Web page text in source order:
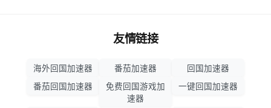
友情链接
海外回国加速器 番茄加速器
回国加速器
番茄回国加速器
免费回国游戏加
速器
一键回国加速器